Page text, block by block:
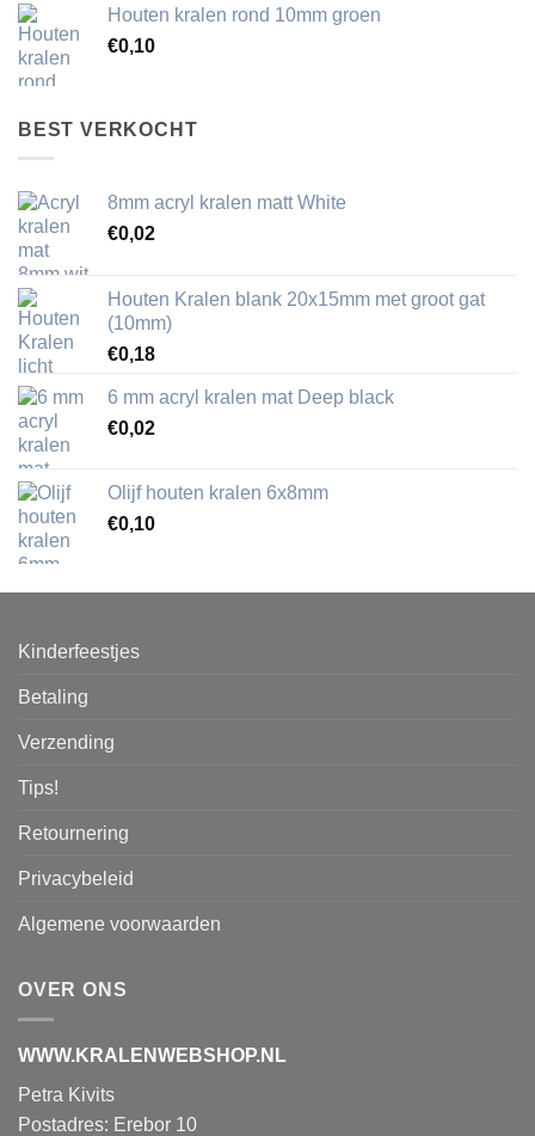
Houten kralen rond 10mm groen
€0,10
BEST VERKOCHT
8mm acryl kralen matt White
€0,02
Houten Kralen blank 20x15mm met groot gat
(10mm)
€0,18
6 mm acryl kralen mat Deep black
€0,02
Olijf houten kralen 6x8mm
€0,10
Kinderfeestjes
Betaling
Verzending
Tips!
Retournering
Privacybeleid
Algemene voorwaarden
OVER ONS
WWW.KRALENWEBSHOP.NL
Petra Kivits
Postadres: Erebor 10